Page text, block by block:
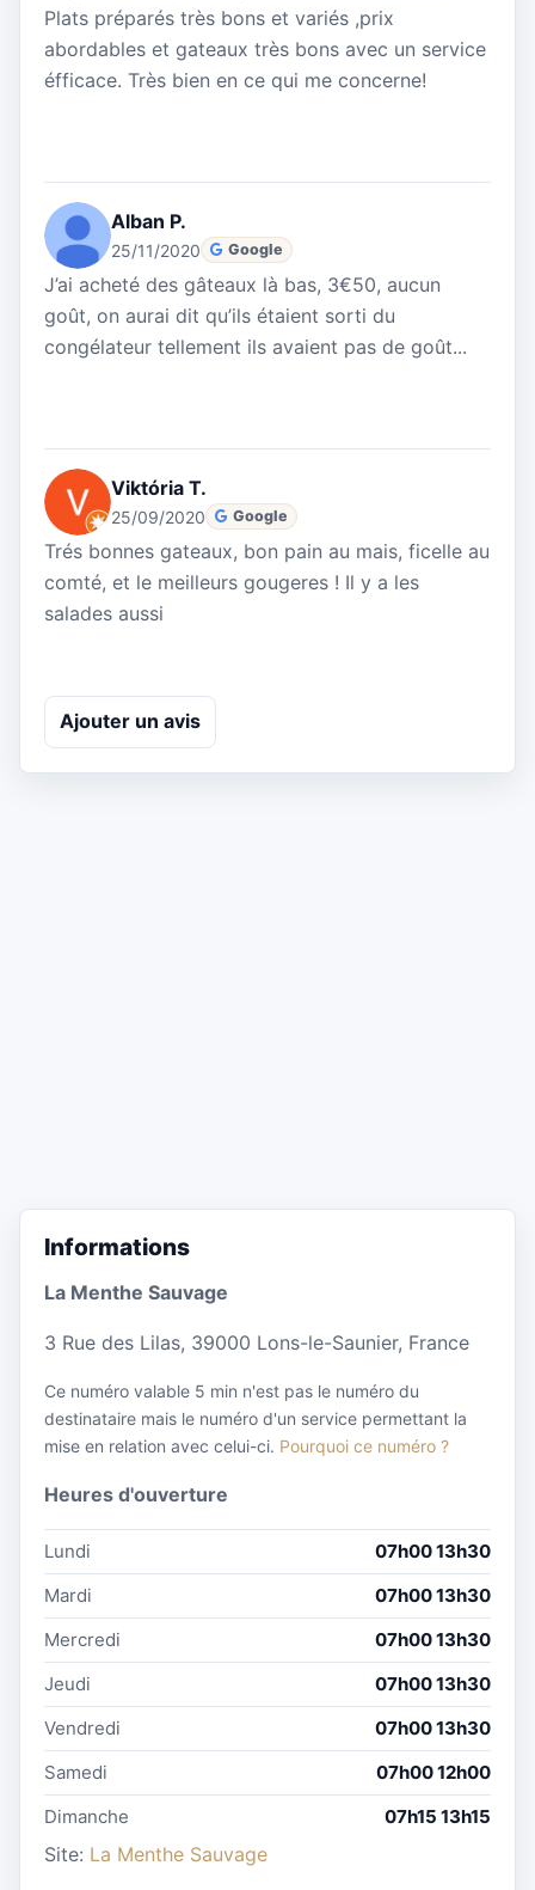
Plats préparés très bons et variés ,prix
abordables et gateaux très bons avec un service
éfficace. Très bien en ce qui me concerne!
Alban P.
25/11/2020 Google
J’ai acheté des gâteaux là bas, 3€50, aucun
goût, on aurai dit qu’ils étaient sorti du
congélateur tellement ils avaient pas de goût...
Viktória T.
25/09/2020 Google
Trés bonnes gateaux, bon pain au mais, ficelle au
comté, et le meilleurs gougeres ! Il y a les
salades aussi
Ajouter un avis
Informations
La Menthe Sauvage
3 Rue des Lilas, 39000 Lons-le-Saunier, France
Ce numéro valable 5 min n'est pas le numéro du
destinataire mais le numéro d'un service permettant la
mise en relation avec celui-ci. Pourquoi ce numéro ?
Heures d'ouverture
Lundi
07h00 13h30
Mardi
07h00 13h30
Mercredi
07h00 13h30
Jeudi
07h00 13h30
Vendredi
07h00 13h30
Samedi
07h00 12h00
Dimanche
07h15 13h15
Site: La Menthe Sauvage